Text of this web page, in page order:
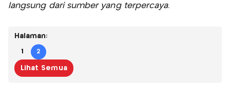
langsung dari sumber yang terpercaya.
Halaman:
1 2
Lihat Semua